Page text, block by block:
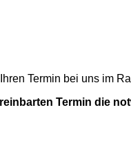
Termin bei uns im
Termin die